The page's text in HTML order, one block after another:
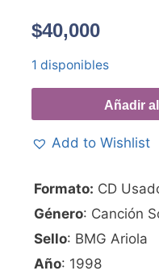
$40,000
1 disponibles
Añadir
Add to Wishlist
Formato: CD
Género: Canción
Sello: BMG Ariola
Año: 1998